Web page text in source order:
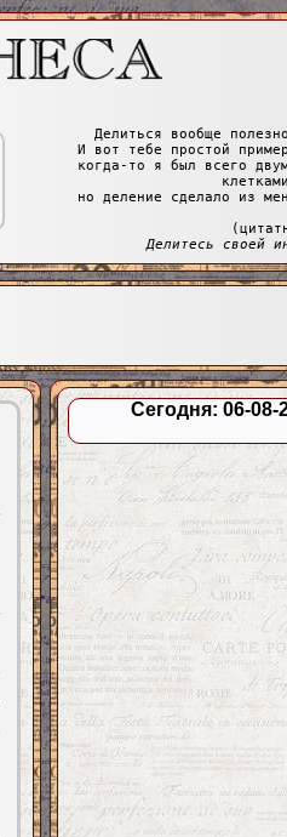
Сегодня: 06-08-
Делиться вообще
И вот тебе простой
когда-то я был всего
но деление сделало из
Делитесь своей